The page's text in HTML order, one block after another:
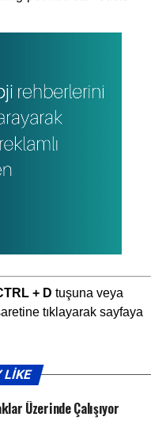
+ D tuşuna veya
tıklayarak sayfaya
LIKE
Üzerinde Çalışıyor